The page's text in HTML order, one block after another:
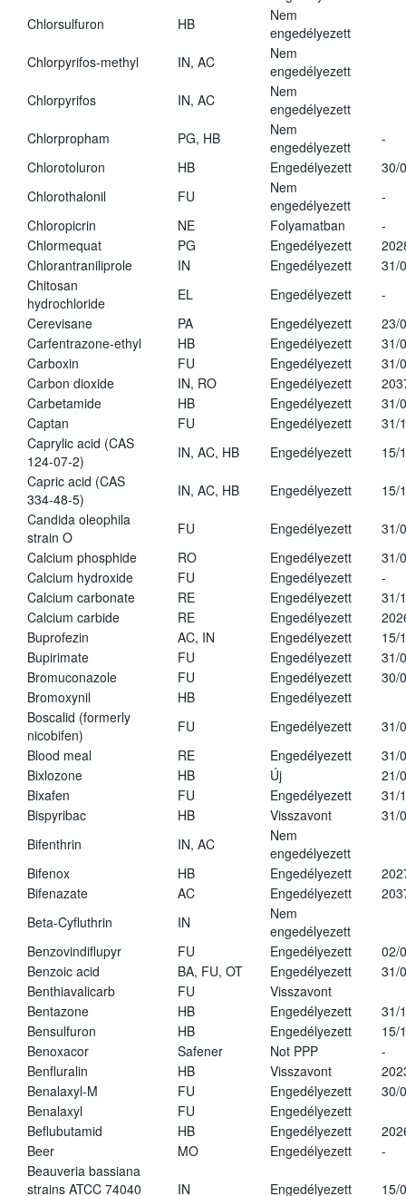
Chlorsulfuron
HB
Nem
engedélyezett
Chlorpyrifos-methyl
IN, AC
Nem
engedélyezett
Chlorpyrifos
IN, AC
Nem
engedélyezett
Chlorpropham
PG, HB
Nem
engedélyezett
-
Chlorotoluron
HB Engedélyezett
30/
Chlorothalonil
FU
Nem
engedélyezett
-
Chloropicrin
NE Folyamatban
-
Chlormequat
PG Engedélyezett
Chlorantraniliprole
IN Engedélyezett
31/
Chitosan
hydrochloride
EL Engedélyezett
-
Cerevisane
PA Engedélyezett
23/
Carfentrazone-ethyl
HB Engedélyezett
31/
Carboxin
FU Engedélyezett
31/
Carbon dioxide
IN, RO Engedélyezett
Carbetamide
HB Engedélyezett
31/
Captan
FU Engedélyezett
31/
Caprylic acid (CAS
124-07-2)
IN, AC, HB Engedélyezett
15/
Capric acid (CAS
334-48-5)
IN, AC, HB Engedélyezett
15/
Candida oleophila
strain O
FU Engedélyezett
31/
Calcium phosphide
RO Engedélyezett
31/
Calcium hydroxide
FU Engedélyezett
-
Calcium carbonate
RE Engedélyezett
31/
Calcium carbide
RE Engedélyezett
Buprofezin
AC, IN Engedélyezett
15/
Bupirimate
FU Engedélyezett
31/
Bromuconazole
FU Engedélyezett
30/
Bromoxynil
HB
Engedélyezett
Boscalid (formerly
nicobifen)
FU Engedélyezett
31/
Blood meal
RE Engedélyezett
31/
Bixlozone
HB Új
21/
Bixafen
FU Engedélyezett
31/
Bispyribac
HB Visszavont
31/
Bifenthrin
IN, AC
Nem
engedélyezett
Bifenox
HB Engedélyezett
Bifenazate
AC Engedélyezett
Beta-Cyfluthrin
IN
Nem
engedélyezett
Benzovindiflupyr
FU Engedélyezett
02/
Benzoic acid
BA, FU, OT Engedélyezett
31/
Benthiavalicarb
FU
Visszavont
Bentazone
HB Engedélyezett
31/
Bensulfuron
HB Engedélyezett
15/
Benoxacor
Safener Not PPP
-
Benfluralin
HB Visszavont
Benalaxyl-M
FU Engedélyezett
30/
Benalaxyl
FU
Engedélyezett
Beflubutamid
HB Engedélyezett
Beer
MO Engedélyezett
-
Beauveria bassiana
strains ATCC 74040
IN Engedélyezett 15/